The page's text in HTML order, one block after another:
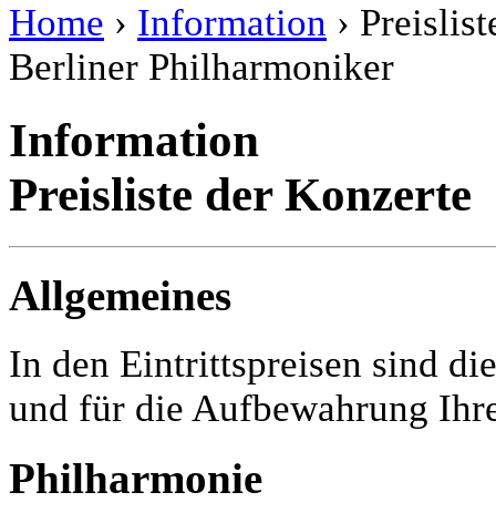
Home › Information ›
Berliner Philharmoniker
Information
Preisliste der Konzerte
Allgemeines
In den Eintrittspreisen sind
und für die Aufbewahrung
Philharmonie